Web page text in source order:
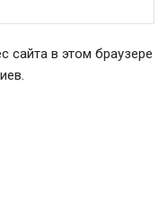
сайта в этом браузере